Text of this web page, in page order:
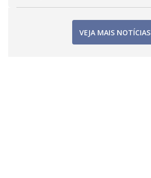
VEJA MAIS NOTÍCIAS